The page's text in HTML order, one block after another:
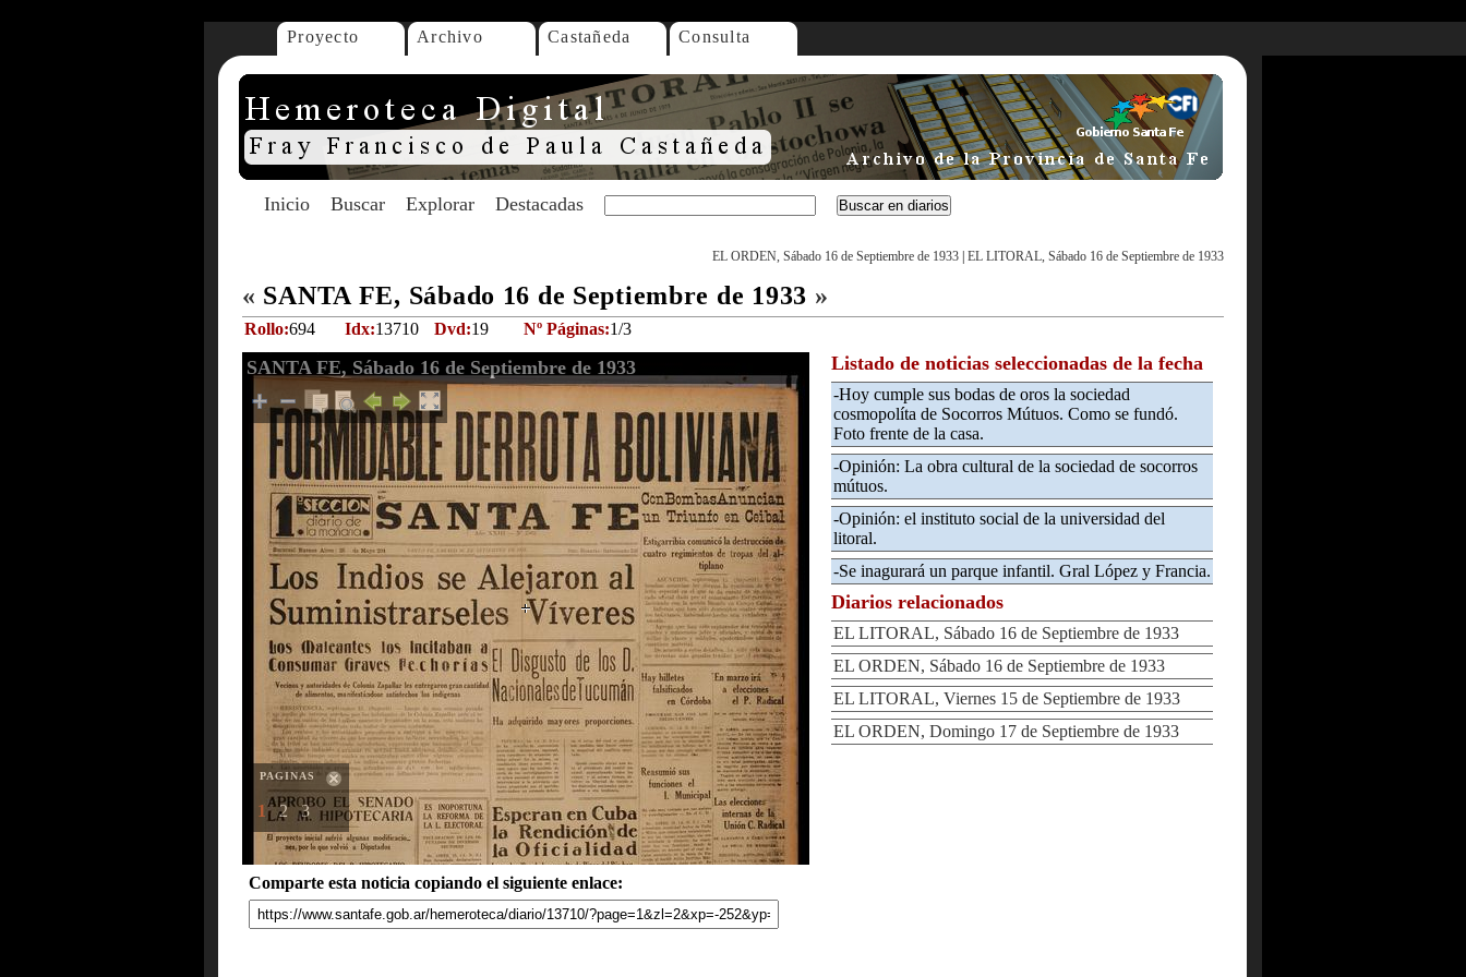
Proyecto Archivo Castañeda Consulta
Inicio Buscar Explorar Destacadas
EL ORDEN, Sábado 16 de Septiembre de 1933 EL LITORAL, Sábado 16 de Septiembre de 1933
« SANTA FE, Sábado 16 de Septiembre de 1933 »
Rollo:694 Idx:13710 Dvd:19 Nº Páginas:1/3
SANTA FE, Sábado 16 de Septiembre de 1933
PAGINAS
1 2 3
Comparte esta noticia copiando el siguiente enlace:
Listado de noticias seleccionadas de la fecha
-Hoy cumple sus bodas de oros la sociedad
cosmopolíta de Socorros Mútuos. Como se fundó.
Foto frente de la casa.
-Opinión: La obra cultural de la sociedad de socorros
mútuos.
-Opinión: el instituto social de la universidad del
litoral.
-Se inagurará un parque infantil. Gral López y Francia.
Diarios relacionados
EL LITORAL, Sábado 16 de Septiembre de 1933
EL ORDEN, Sábado 16 de Septiembre de 1933
EL LITORAL, Viernes 15 de Septiembre de 1933
EL ORDEN, Domingo 17 de Septiembre de 1933